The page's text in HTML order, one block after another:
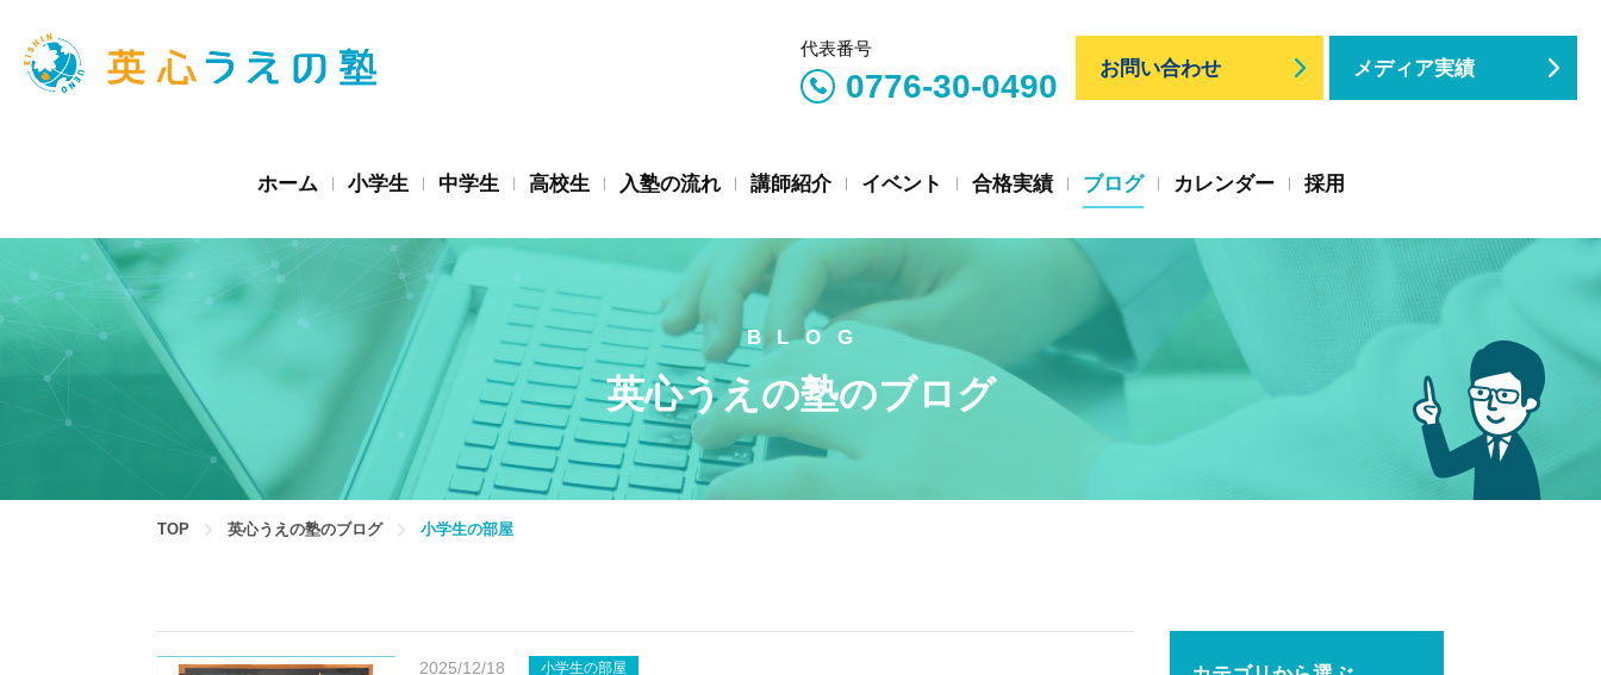
ホーム 小学生 中学生 高校生 入塾の流れ 講師紹介 イベント 合格実績 ブログ カレンダー 採用
代表番号
0776-30-0490 お問い合わせ メディア実績
英心うえの塾のブログ
TOP 英心うえの塾のブログ 小学生の部屋
2025/12/18 小学生の部屋